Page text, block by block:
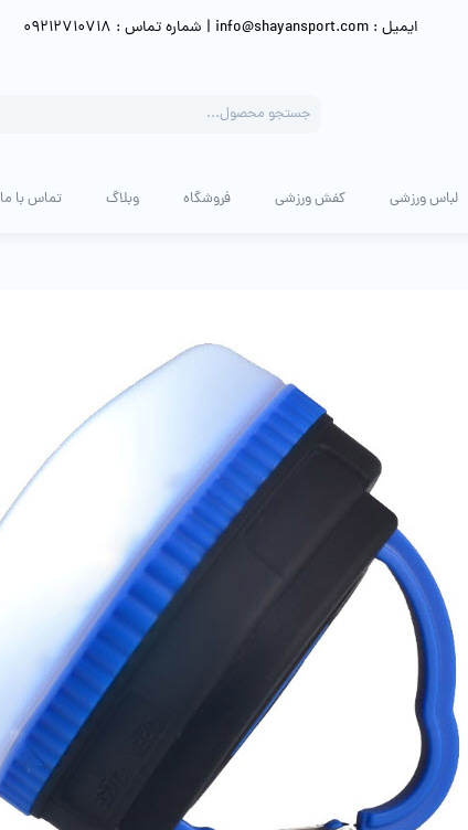
ایمیل : info@shayansport.com | شماره تماس : 09212710718
search
لباس ورزشی کفش ورزشی فروشگاه وبلاگ تماس با ما